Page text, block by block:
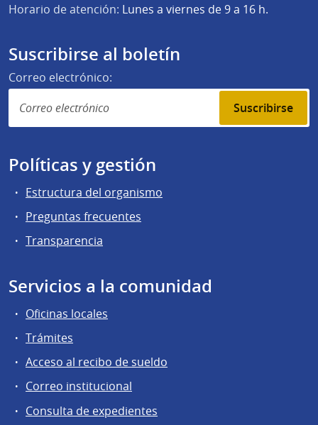
Horario de atención: Lunes a viernes de 9 a 16 h.
Suscribirse al boletín
Correo electrónico:
Suscribirse
Políticas y gestión
Estructura del organismo
Preguntas frecuentes
Transparencia
Servicios a la comunidad
Oficinas locales
Trámites
Acceso al recibo de sueldo
Correo institucional
Consulta de expedientes